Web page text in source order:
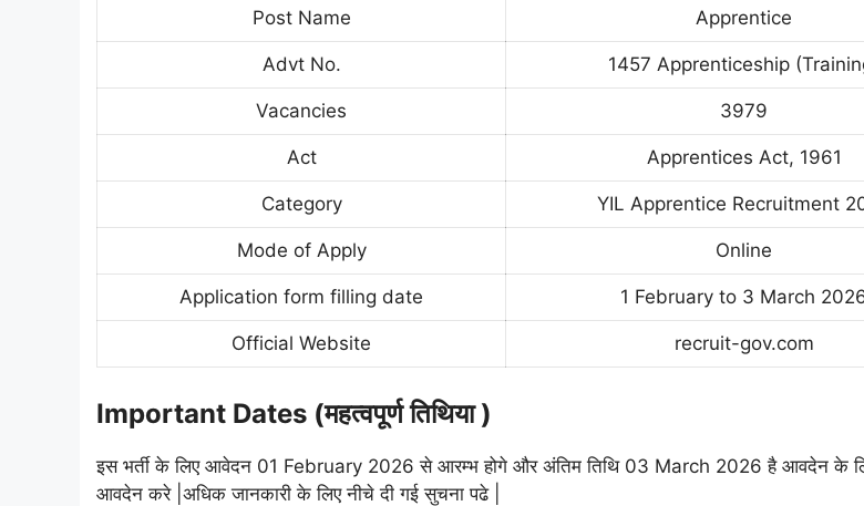
Post Name Apprentice
Advt No. 1457 Apprenticeship
Vacancies 3979
Act Apprentices Act, 1961
Category YIL Apprentice Recruitment
Mode of Apply Online
Application form filling date 1 February to 3 March
Official Website recruit-gov.com
Important Dates (महत्वपूर्ण तिथिया )
इस भर्ती के लिए आवेदन 01 February 2026 से आरम्भ होगे और अंतिम तिथि 03 March 2026 है आवदेन के
आवदेन करे |अधिक जानकारी के लिए नीचे दी गई सुचना पढे |